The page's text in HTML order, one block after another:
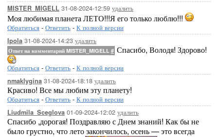
MISTER_MIGELL 31-08-2024-12:59 удалить
Моя любимая планета ЛЕТО!!!Я его только люблю!!!
Обратиться - Ответить - К полной версии
Ipola 31-08-2024-14:23 удалить
Ответ на комментарий MISTER_MIGELL # Спасибо, Володя! Здорово!
Обратиться - Ответить - К полной версии
nmaklygina 31-08-2024-18:18 удалить
Красиво! Все мы любим эту планету!
Обратиться - Ответить - К полной версии
Liudmila_Sceglova 01-09-2024-12:02 удалить
Спасибо ,дорогая! Поздравляю с Днем знаний! Как бы не
было грустно, что лето закончилось, осень — это всегда